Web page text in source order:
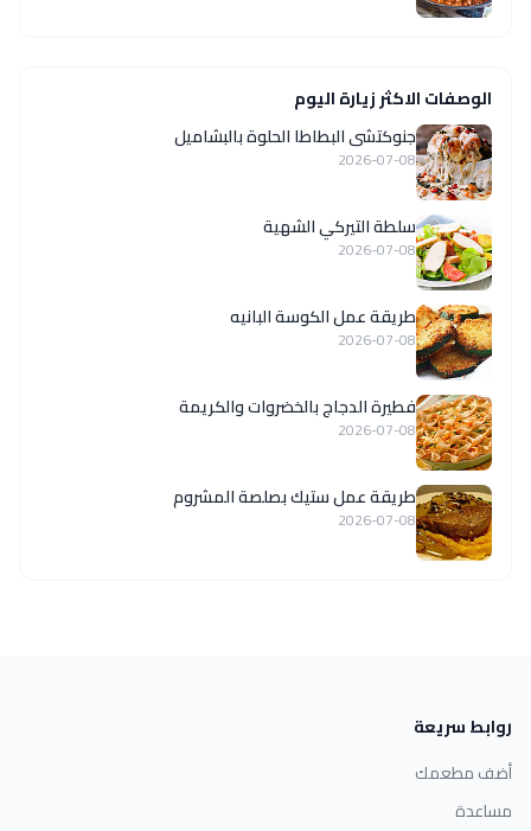
الوصفات الاكثر زيارة اليوم
جنوكتشى البطاطا الحلوة بالبشاميل
2026-07-08
سلطة التيركي الشهية
2026-07-08
طريقة عمل الكوسة البانيه
2026-07-08
فطيرة الدجاج بالخضروات والكريمة
2026-07-08
طريقة عمل ستيك بصلصة المشروم
2026-07-08
روابط سريعة
أضف مطعمك
مساعدة